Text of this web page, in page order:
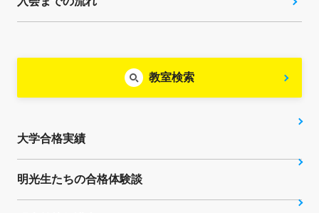
教室検索
大学合格実績
明光生たちの合格体験談